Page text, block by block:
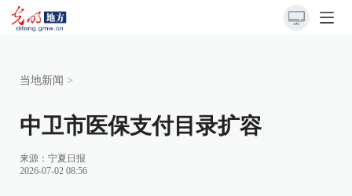
当地新闻 >
中卫市医保支付目录扩容
来源： 宁夏日报
2026-07-02 08:56